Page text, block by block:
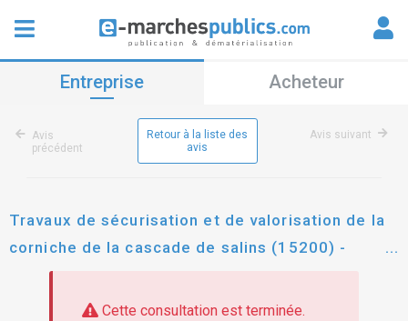
Entreprise Acheteur
Avis
précédent
Retour à la liste des
avis
Avis suivant
Travaux de sécurisation et de valorisation de la
corniche de la cascade de salins (15200) -
aménagements paysagers, serrurerie et calades
en pierre sèCette consultation est terminée.